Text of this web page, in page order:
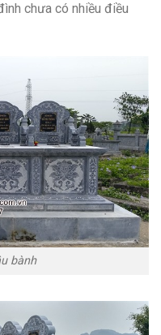
chưa có nhiều điều
bành